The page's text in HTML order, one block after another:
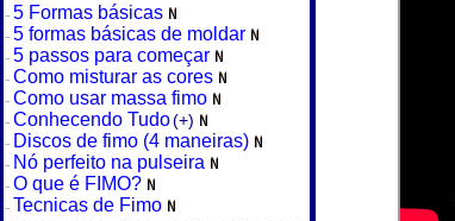
5 Formas básicas
5 formas básicas de moldar
5 passos para começar
Como misturar as cores
Como usar massa fimo
Conhecendo Tudo(+)
Discos de fimo (4 maneiras)
Nó perfeito na pulseira
O que é FIMO?
Tecnicas de Fimo